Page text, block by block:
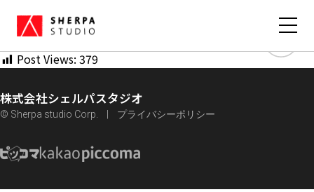
タジオ」期待の最新作『今度こそあなたを助けてみます』が
7/25（火）ピッコマで独占配信開始
Post Views: 379
株式会社シェルパスタジオ
© Sherpa studio Corp. プライバシーポリシー